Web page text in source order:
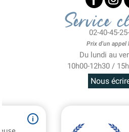
Service
02-40-45-
Prix d'un appel
Du lundi au
10h00-12h30 /
Nous